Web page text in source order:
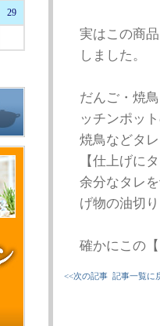
実はこの商
しました。
だんご・焼
ッチンポッ
焼鳥などタ
【仕上げに
余分なタレ
げ物の油切
確かにこの
<<次の記事 記事一覧に
29